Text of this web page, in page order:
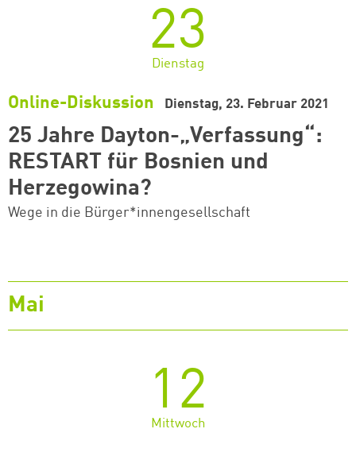
23
Dienstag
Online-Diskussion Dienstag, 23. Februar 2021
25 Jahre Dayton-„Verfassung“:
RESTART für Bosnien und
Herzegowina?
Wege in die Bürger*innengesellschaft
Mai
12
Mittwoch